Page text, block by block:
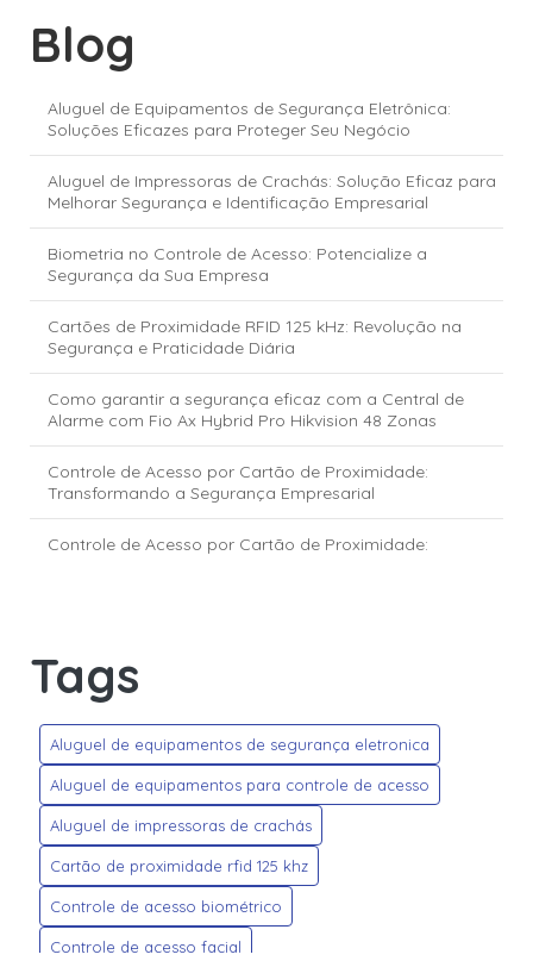
Blog
Aluguel de Equipamentos de Segurança Eletrônica:
Soluções Eficazes para Proteger Seu Negócio
Aluguel de Impressoras de Crachás: Solução Eficaz para
Melhorar Segurança e Identificação Empresarial
Biometria no Controle de Acesso: Potencialize a
Segurança da Sua Empresa
Cartões de Proximidade RFID 125 kHz: Revolução na
Segurança e Praticidade Diária
Como garantir a segurança eficaz com a Central de
Alarme com Fio Ax Hybrid Pro Hikvision 48 Zonas
Controle de Acesso por Cartão de Proximidade:
Transformando a Segurança Empresarial
Controle de Acesso por Cartão de Proximidade:
Crachás Personalizados: Dicas para Criar Modelos que
Credenciais HID Global: segurança e tecnologia para o
controle de acesso moderno
Credencial HID Mobile Access: a nova era do controle de
acesso digital
Empresa de Controle de Acesso: Transformando a
Segurança do Seu Negócio
Tags
Aluguel de equipamentos de segurança eletronica
Aluguel de equipamentos para controle de acesso
Aluguel de impressoras de crachás
Cartão de proximidade rfid 125 khz
Controle de acesso biométrico
Controle de acesso facial